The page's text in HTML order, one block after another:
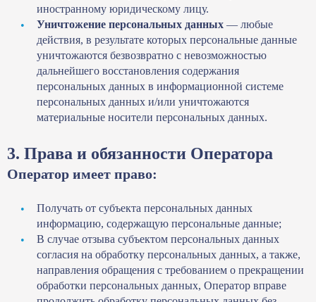
иностранному юридическому лицу.
Уничтожение персональных данных — любые
действия, в результате которых персональные данные
уничтожаются безвозвратно с невозможностью
дальнейшего восстановления содержания
персональных данных в информационной системе
персональных данных и/или уничтожаются
материальные носители персональных данных.
3. Права и обязанности Оператора
Оператор имеет право:
Получать от субъекта персональных данных
информацию, содержащую персональные данные;
В случае отзыва субъектом персональных данных
согласия на обработку персональных данных, а также,
направления обращения с требованием о прекращении
обработки персональных данных, Оператор вправе